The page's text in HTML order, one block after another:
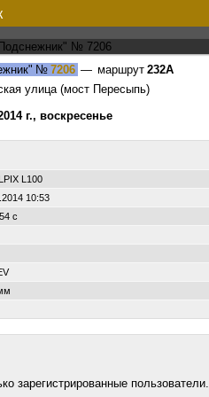
№ 7206 — маршрут 232А
улица (мост Пересыпь)
г., воскресенье
L100
10:53
с
зарегистрированные пользователи.